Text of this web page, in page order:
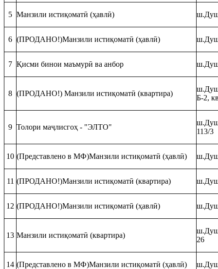
5 Манзили истиқоматӣ (ҳавлӣ)
6 (ПРОДАНО!)Манзили истиқоматӣ (ҳавлӣ)
7 Қисми бинои маъмурӣ ва анбор
8 (ПРОДАНО!) Манзили истиқоматӣ (квартира)
Б-2,
9 Толори маҷлисгоҳ - "ЭЛТО"
113/3
10 (Представлено в МФ)Манзили истиқоматӣ (ҳавлӣ)
11 (ПРОДАНО!)Манзили истиқоматӣ (квартира)
12 (ПРОДАНО!)Манзили истиқоматӣ (ҳавлӣ)
13 Манзили истиқоматӣ (квартира)
26
14 (Представлено в МФ)Манзили истиқоматӣ (ҳавлӣ)